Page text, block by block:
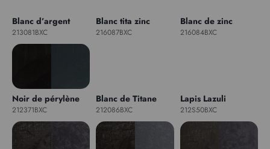
Blanc d’argent
213081BXC
Blanc tita zinc
216087BXC
Blanc de zinc
216084BXC
Noir de pérylène
212371BXC
Blanc de Titane
212086BXC
Lapis Lazuli
212S50BXC